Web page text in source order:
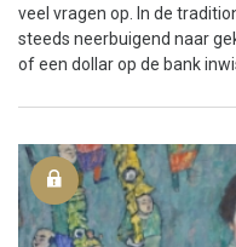
veel vragen op. In de
steeds neerbuigend naar
of een dollar op de bank